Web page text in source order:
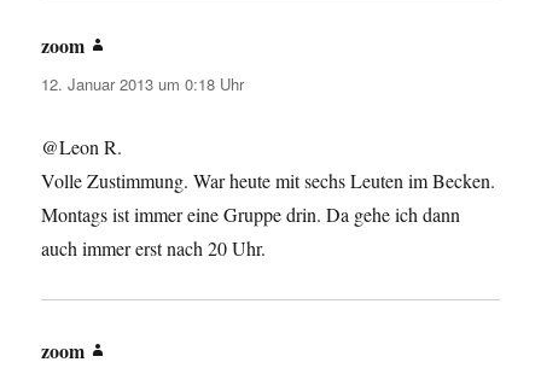
zoom
12. Januar 2013 um 0:18 Uhr
@Leon R.
Volle Zustimmung. War heute mit sechs Leuten im Becken.
Montags ist immer eine Gruppe drin. Da gehe ich dann
auch immer erst nach 20 Uhr.
zoom